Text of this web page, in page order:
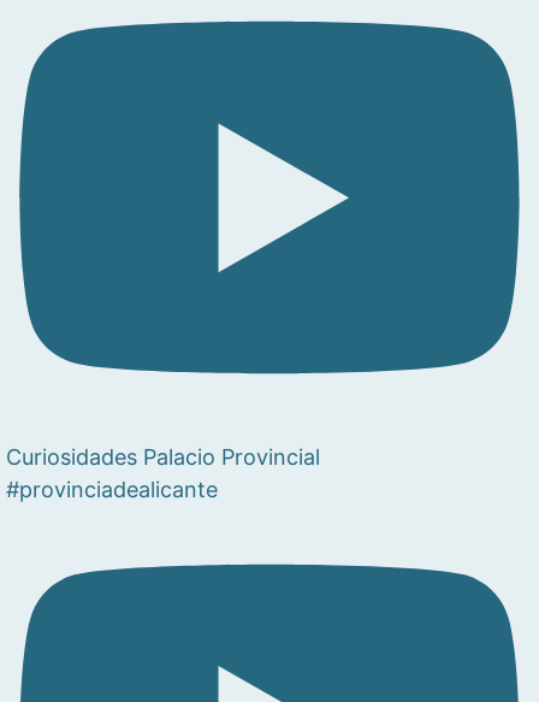
Curiosidades Palacio Provincial
#provinciadealicante